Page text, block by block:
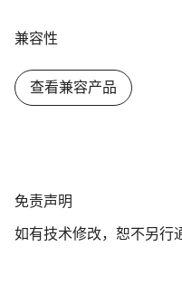
兼容性
查看兼容产品
免
声
免责声明
如有技术修改，恕不另行
您需要帮助吗？